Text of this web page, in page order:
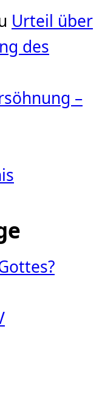
Urteil über
des
–